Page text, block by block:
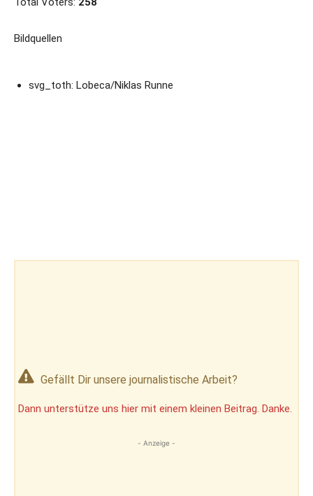
Bildquellen
svg_toth: Lobeca/Niklas Runne
Gefällt Dir unsere journalistische Arbeit?
Dann unterstütze uns hier mit einem kleinen Beitrag. Danke.
- Anzeige -